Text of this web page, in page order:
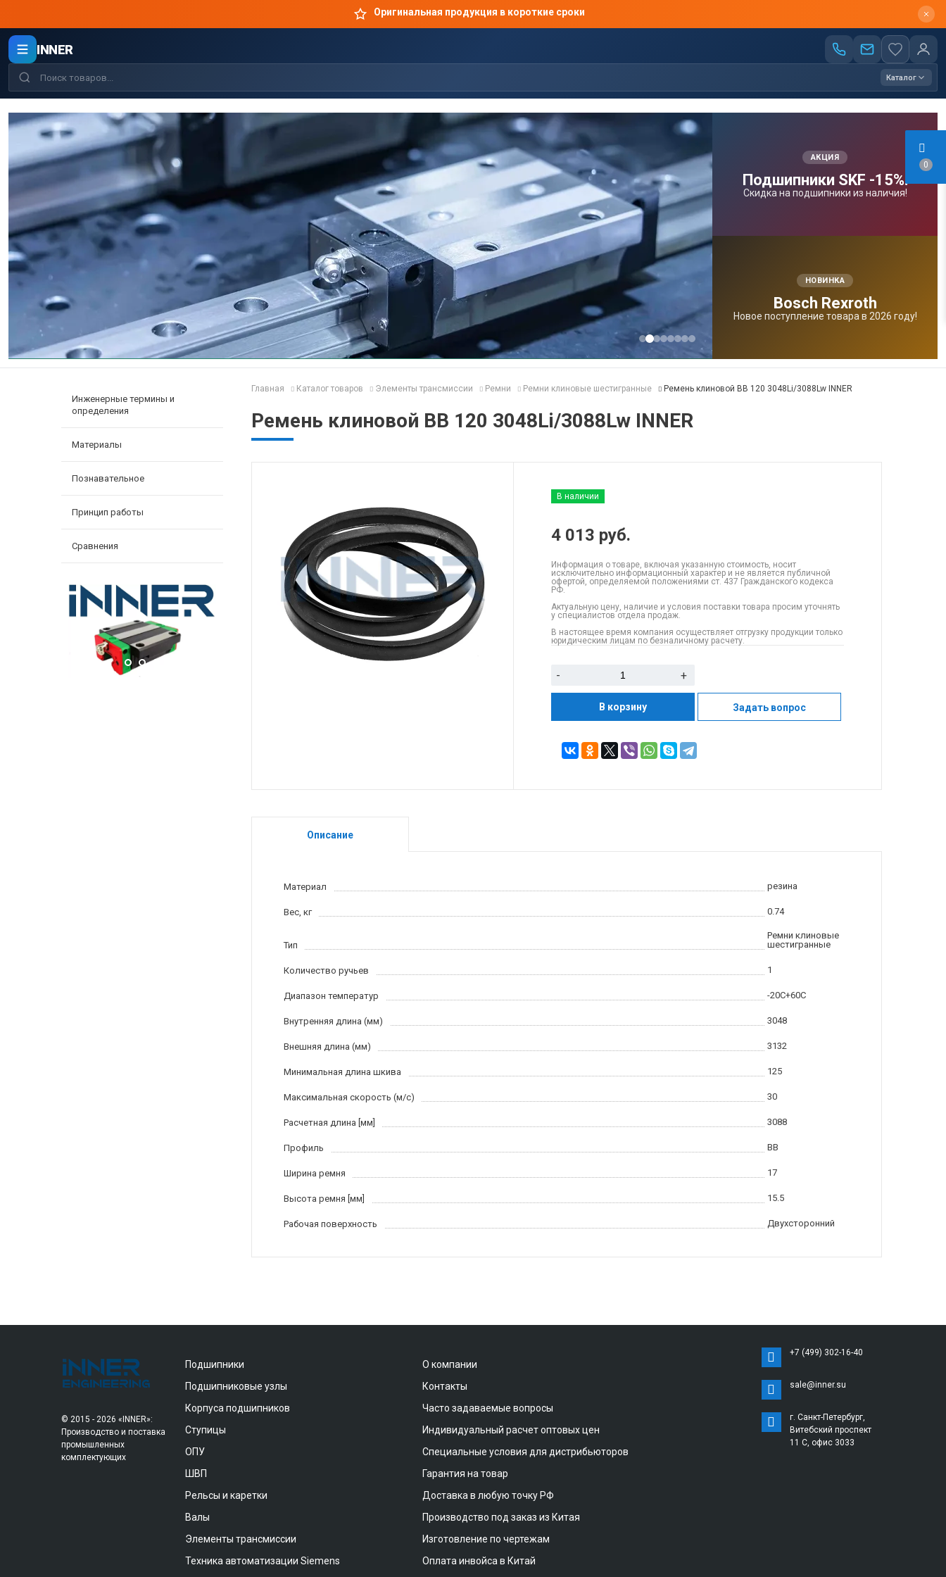
0
Оригинальная продукция в короткие сроки
INNER
Каталог
АКЦИЯ
Подшипники SKF -15%!
Скидка на подшипники из наличия!
НОВИНКА
Bosсh Rexroth
Новое поступление товара в 2026 году!
Инженерные термины и
определения
Материалы
Познавательное
Принцип работы
Сравнения
Главная Каталог товаров Элементы трансмиссии Ремни Ремни клиновые шестигранные Ремень клиновой BB 120 3048Li/3088Lw INNER
Ремень клиновой BB 120 3048Li/3088Lw INNER
В наличии
4 013 руб.
Информация о товаре, включая указанную стоимость, носит
исключительно информационный характер и не является публичной
офертой, определяемой положениями ст. 437 Гражданского кодекса
РФ.
Актуальную цену, наличие и условия поставки товара просим уточнять
у специалистов отдела продаж.
В настоящее время компания осуществляет отгрузку продукции только
юридическим лицам по безналичному расчету.
- +
В корзину Задать вопрос
Описание
Материал резина
Вес, кг 0.74
Тип
Ремни клиновые
шестигранные
Количество ручьев 1
Диапазон температур -20С+60С
Внутренняя длина (мм) 3048
Внешняя длина (мм) 3132
Минимальная длина шкива 125
Максимальная скорость (м/c) 30
Расчетная длина [мм] 3088
Профиль BB
Ширина ремня 17
Высота ремня [мм] 15.5
Рабочая поверхность Двухсторонний
© 2015 - 2026 «INNER»:
Производство и поставка
промышленных
комплектующих
Подшипники
Подшипниковые узлы
Корпуса подшипников
Ступицы
ОПУ
ШВП
Рельсы и каретки
Валы
Элементы трансмиссии
Техника автоматизации Siemens
О компании
Контакты
Часто задаваемые вопросы
Индивидуальный расчет оптовых цен
Специальные условия для дистрибьюторов
Гарантия на товар
Доставка в любую точку РФ
Производство под заказ из Китая
Изготовление по чертежам
Оплата инвойса в Китай
+7 (499) 302-16-40
sale@inner.su
г. Санкт-Петербург,
Витебский проспект
11 С, офис 3033